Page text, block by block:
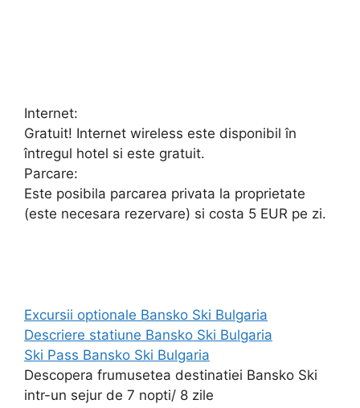
Internet:
Gratuit! Internet wireless este disponibil în
întregul hotel si este gratuit.
Parcare:
Este posibila parcarea privata la proprietate
(este necesara rezervare) si costa 5 EUR pe zi.
Excursii optionale Bansko Ski Bulgaria
Descriere statiune Bansko Ski Bulgaria
Ski Pass Bansko Ski Bulgaria
Descopera frumusetea destinatiei Bansko Ski
intr-un sejur de 7 nopti/ 8 zile